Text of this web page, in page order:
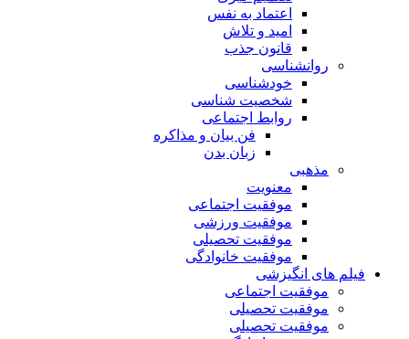
اعتماد به نفس
امید و تلاش
قانون جذب
روانشناسی
خودشناسی
شخصیت شناسی
روابط اجتماعی
فن بیان و مذاکره
زبان بدن
مذهبی
معنویت
موفقیت اجتماعی
موفقیت ورزشی
موفقیت تحصیلی
موفقیت خانوادگی
فیلم های انگیزشی
موفقیت اجتماعی
موفقیت تحصیلی
موفقیت تحصیلی